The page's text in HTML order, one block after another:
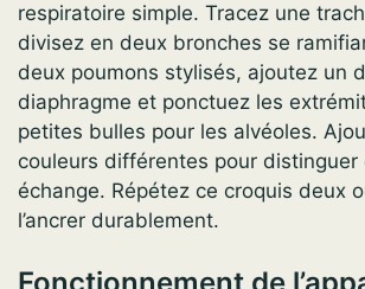
respiratoire simple. Tracez une
divisez en deux bronches se
deux poumons stylisés, ajoutez un
diaphragme et ponctuez les
petites bulles pour les alvéoles.
couleurs différentes pour
échange. Répétez ce croquis deux
l’ancrer durablement.